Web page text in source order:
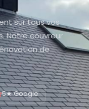
sur tous vos
Notre couvreur
de
5★ Google